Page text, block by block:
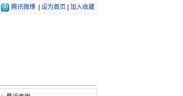
腾讯微博 设为首页 加入收藏